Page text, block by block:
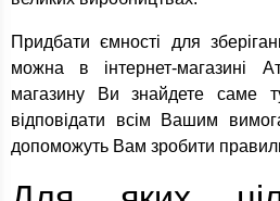
Придбати ємності для
можна в інтернет-магазині
магазину Ви знайдете саме
відповідати всім Вашим
допоможуть Вам зробити